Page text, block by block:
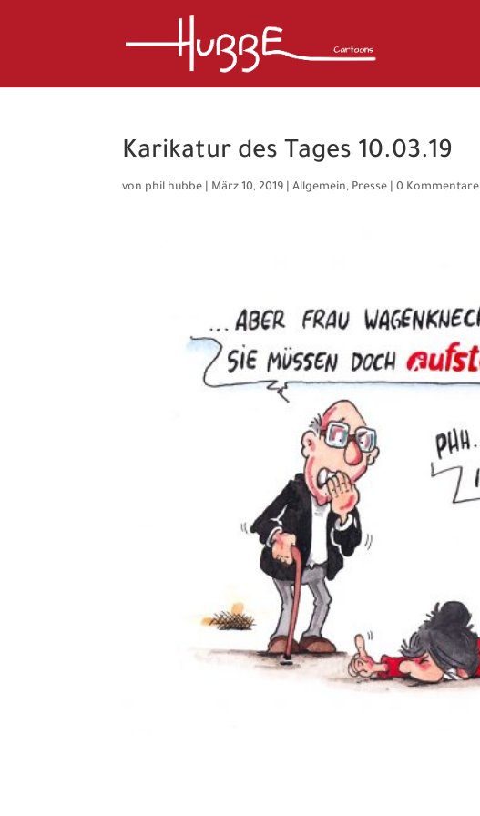
Karikatur des Tages 10.03.19
von phil hubbe März 10, 2019 |Allgemein, Presse |0 Kommentare